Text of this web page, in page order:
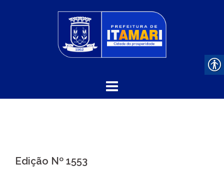
Edição Nº 1553